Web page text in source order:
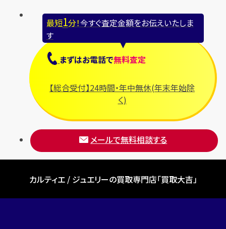
最短1分！今すぐ査定金額をお伝えいたしま
す
まずはお電話で無料査定
【総合受付】24時間・年中無休(年末年始除
く)
メールで無料相談する
カルティエ / ジュエリーの買取専門店「買取大吉」